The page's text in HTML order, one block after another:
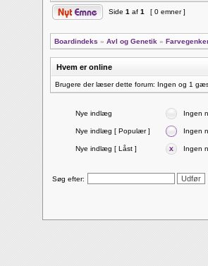
Side 1 af 1 [ 0 emner ]
Boardindeks » Avl og Genetik »
Hvem er online
Brugere der læser dette forum: Ingen og 1
Nye indlæg Ingen
Nye indlæg [ Populær ] Ingen
Nye indlæg [ Låst ] Ingen
Søg efter: